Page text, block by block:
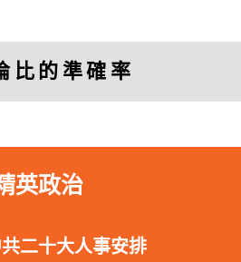
比的準確率
英政治
二十大人事安排